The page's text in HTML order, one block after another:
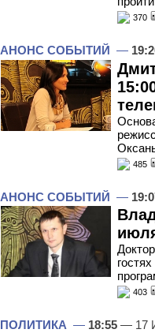
370
АНОНС СОБЫТИЙ —
485
АНОНС СОБЫТИЙ —
403
ПОЛИТИКА — 18:55 — 17